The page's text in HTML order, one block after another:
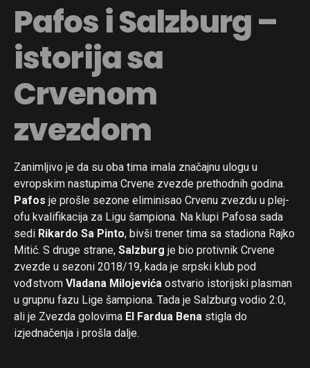
Pafos i Salzburg –
istorija sa
Crvenom
zvezdom
Zanimljivo je da su oba tima imala značajnu ulogu u
evropskim nastupima Crvene zvezde prethodnih godina.
Pafos je prošle sezone eliminisao Crvenu zvezdu u plej-
ofu kvalifikacija za Ligu šampiona. Na klupi Pafosa sada
sedi Rikardo Sa Pinto, bivši trener tima sa stadiona Rajko
Mitić. S druge strane, Salzburg je bio protivnik Crvene
zvezde u sezoni 2018/19, kada je srpski klub pod
vođstvom Vladana Milojevića ostvario istorijski plasman
u grupnu fazu Lige šampiona. Tada je Salzburg vodio 2:0,
ali je Zvezda golovima El Fardua Bena stigla do
izjednačenja i prošla dalje.